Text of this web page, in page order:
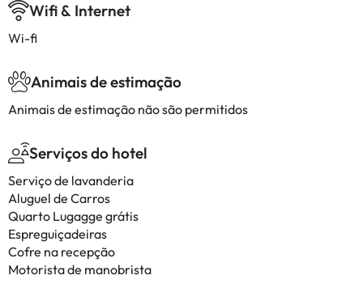
Wifi & Internet
Wi-fi
Animais de estimação
Animais de estimação não são permitidos
Serviços do hotel
Serviço de lavanderia
Aluguel de Carros
Quarto Lugagge grátis
Espreguiçadeiras
Cofre na recepção
Motorista de manobrista